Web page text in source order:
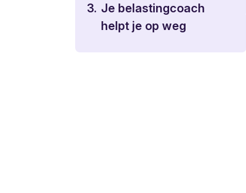
3. Je belastingcoach
helpt je op weg